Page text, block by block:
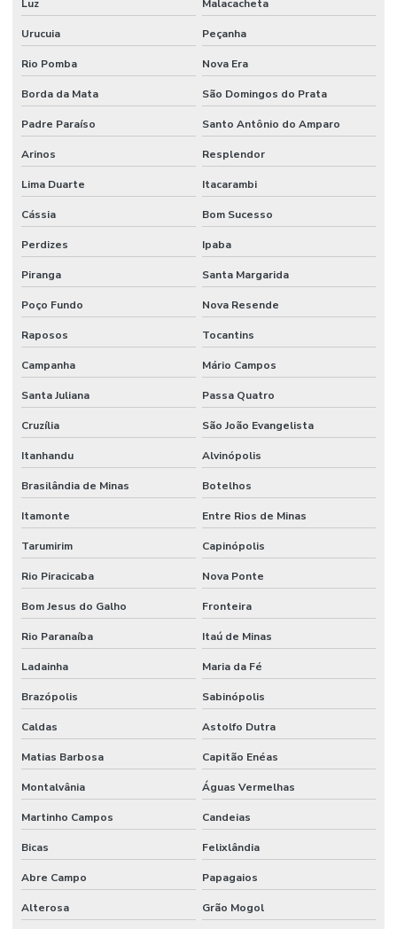
Luz Malacacheta
Urucuia Peçanha
Rio Pomba Nova Era
Borda da Mata São Domingos do Prata
Padre Paraíso Santo Antônio do Amparo
Arinos Resplendor
Lima Duarte Itacarambi
Cássia Bom Sucesso
Perdizes Ipaba
Piranga Santa Margarida
Poço Fundo Nova Resende
Raposos Tocantins
Campanha Mário Campos
Santa Juliana Passa Quatro
Cruzília São João Evangelista
Itanhandu Alvinópolis
Brasilândia de Minas Botelhos
Itamonte Entre Rios de Minas
Tarumirim Capinópolis
Rio Piracicaba Nova Ponte
Bom Jesus do Galho Fronteira
Rio Paranaíba Itaú de Minas
Ladainha Maria da Fé
Brazópolis Sabinópolis
Caldas Astolfo Dutra
Matias Barbosa Capitão Enéas
Montalvânia Águas Vermelhas
Martinho Campos Candeias
Bicas Felixlândia
Abre Campo Papagaios
Alterosa Grão Mogol